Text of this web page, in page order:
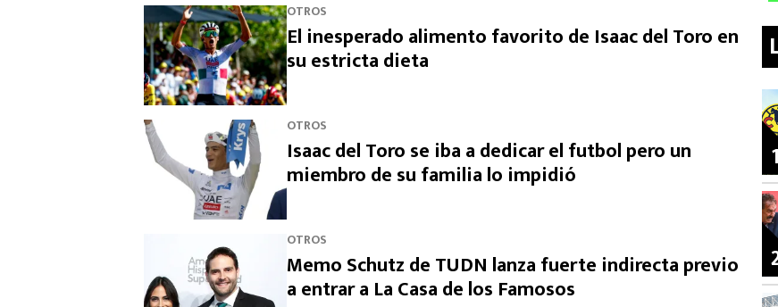
OTROS
El inesperado alimento favorito de Isaac del Toro en
su estricta dieta
OTROS
Isaac del Toro se iba a dedicar el futbol pero un
miembro de su familia lo impidió
OTROS
Memo Schutz de TUDN lanza fuerte indirecta previo
a entrar a La Casa de los Famosos
1